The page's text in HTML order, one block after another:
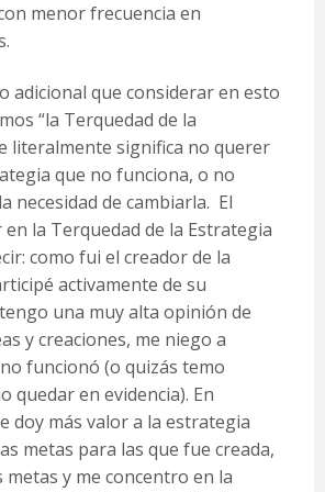
menor frecuencia en
adicional que considerar en esto
“la Terquedad de la
literalmente significa no querer
que no funciona, o no
necesidad de cambiarla. El
la Terquedad de la Estrategia
como fui el creador de la
activamente de su
una muy alta opinión de
y creaciones, me niego a
funcionó (o quizás temo
quedar en evidencia). En
doy más valor a la estrategia
metas para las que fue creada,
metas y me concentro en la